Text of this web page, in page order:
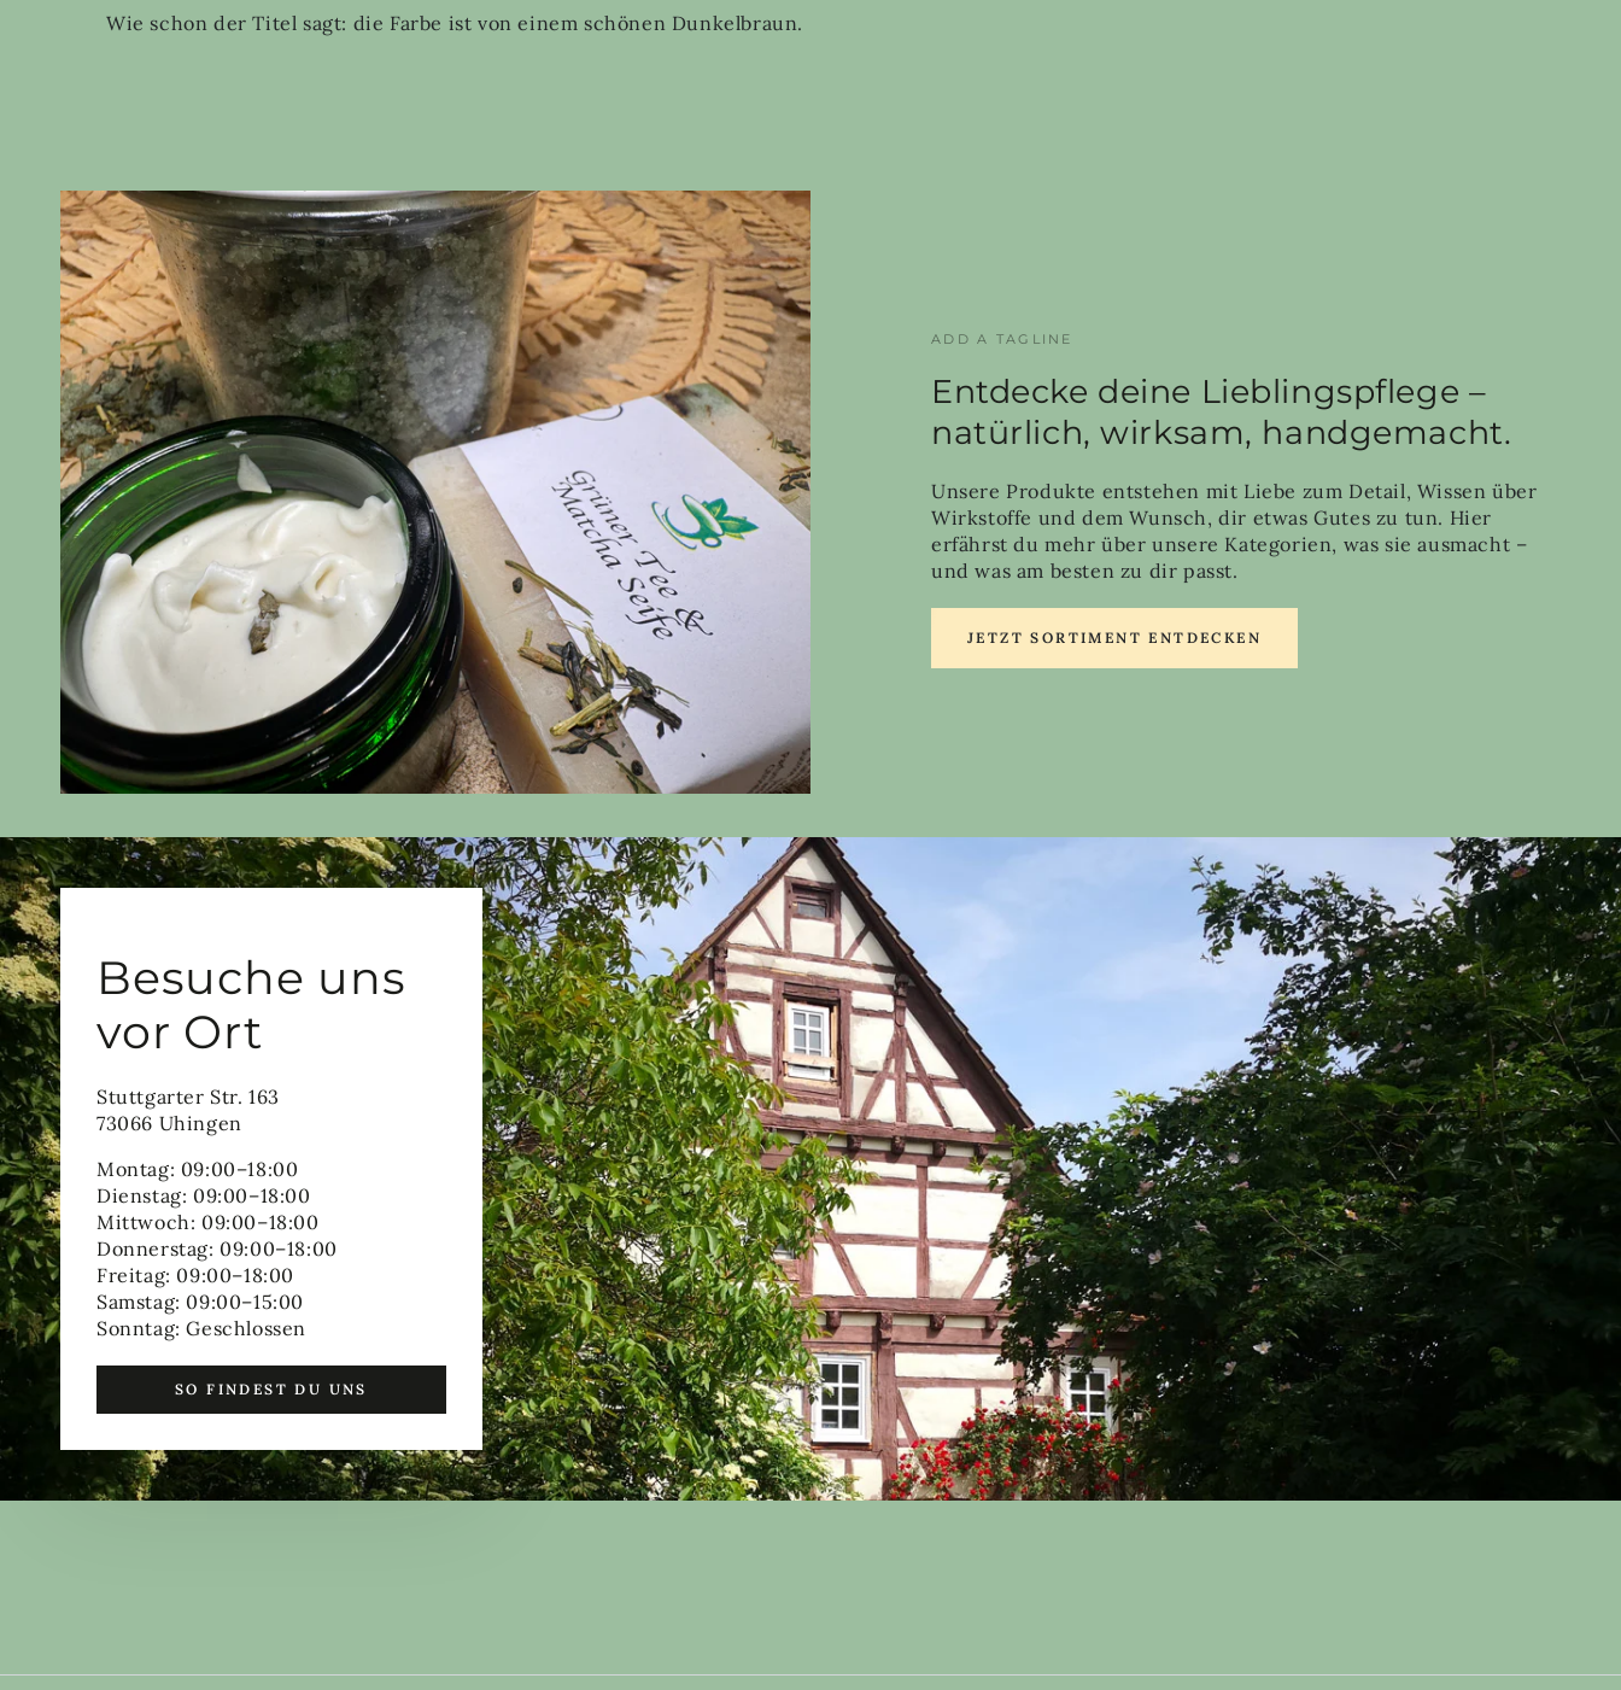
Wie schon der Titel sagt: die Farbe ist von einem schönen Dunkelbraun.
ADD A TAGLINE
Entdecke deine Lieblingspflege –
natürlich, wirksam, handgemacht.
Unsere Produkte entstehen mit Liebe zum Detail, Wissen über
Wirkstoffe und dem Wunsch, dir etwas Gutes zu tun. Hier
erfährst du mehr über unsere Kategorien, was sie ausmacht –
und was am besten zu dir passt.
JETZT SORTIMENT ENTDECKEN
Besuche uns
vor Ort
Stuttgarter Str. 163
73066 Uhingen
Montag: 09:00–18:00
Dienstag: 09:00–18:00
Mittwoch: 09:00–18:00
Donnerstag: 09:00–18:00
Freitag: 09:00–18:00
Samstag: 09:00–15:00
Sonntag: Geschlossen
SO FINDEST DU UNS